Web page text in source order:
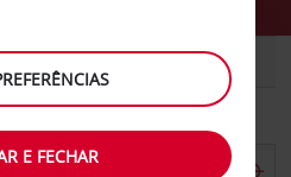
COMERCIAIS
E FECHAR